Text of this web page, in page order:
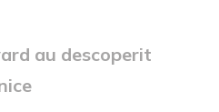
au descoperit